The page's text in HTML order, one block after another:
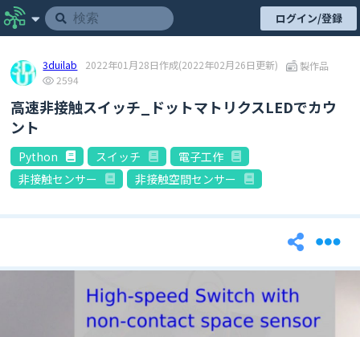
ログイン/登録
3duilab 2022年01月28日作成(2022年02月26日更新)
製作品
2594
高速非接触スイッチ_ドットマトリクスLEDでカウ
ント
Python スイッチ
電子工作
非接触センサー
非接触空間センサー